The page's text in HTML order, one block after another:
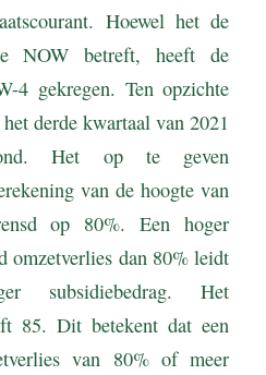
Hoewel het de
NOW betreft, heeft de
4 gekregen. Ten opzichte
derde kwartaal van 2021
Het op te geven
van de hoogte van
op 80%. Een hoger
omzetverlies dan 80% leidt
subsidiebedrag. Het
85. Dit betekent dat een
van 80% of meer